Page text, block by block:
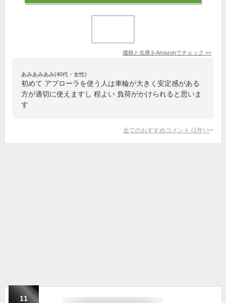
価格と在庫をAmazonでチェック >>
あみあみあみ(40代・女性)
初めて アブローラを使う人は車輪が大きく安定感がある
方が適切に使えますし 程よい 負荷がかけられると思いま
す
全てのおすすめコメント (1 件) >
11